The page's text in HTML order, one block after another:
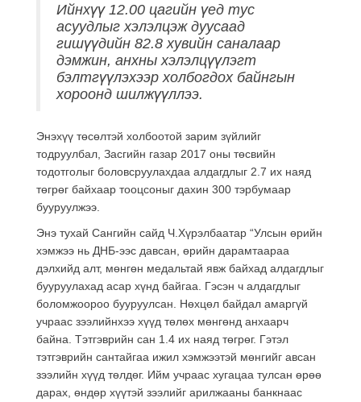
Ийнхүү 12.00 цагийн үед тус
асуудлыг хэлэлцэж дуусаад
гишүүдийн 82.8 хувийн саналаар
дэмжин, анхны хэлэлцүүлэгт
бэлтгүүлэхээр холбогдох байнгын
хороонд шилжүүллээ.
Энэхүү төсөлтэй холбоотой зарим зүйлийг
тодруулбал, Засгийн газар 2017 оны төсвийн
тодотголыг боловсруулахдаа алдагдлыг 2.7 их наяд
төгрөг байхаар тооцсоныг дахин 300 тэрбумаар
бууруулжээ.
Энэ тухай Сангийн сайд Ч.Хүрэлбаатар “Улсын өрийн
хэмжээ нь ДНБ-ээс давсан, өрийн дарамтаараа
дэлхийд алт, мөнгөн медальтай явж байхад алдагдлыг
бууруулахад асар хүнд байгаа. Гэсэн ч алдагдлыг
боломжоороо бууруулсан. Нөхцөл байдал амаргүй
учраас зээлийнхээ хүүд төлөх мөнгөнд анхаарч
байна. Тэтгэврийн сан 1.4 их наяд төгрөг. Гэтэл
тэтгэврийн сантайгаа ижил хэмжээтэй мөнгийг авсан
зээлийн хүүд төлдөг. Ийм учраас хугацаа тулсан өрөө
дарах, өндөр хүүтэй зээлийг арилжааны банкнаас